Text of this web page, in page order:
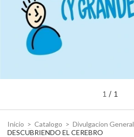
1 / 1
Inicio > Catalogo > Divulgacion General
DESCUBRIENDO EL CEREBRO